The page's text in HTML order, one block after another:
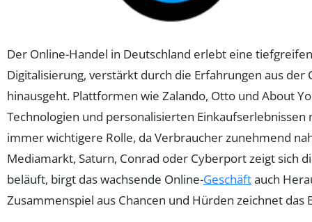
Der Online-Handel in Deutschland erlebt eine
Digitalisierung, verstärkt durch die Erfahrungen aus
hinausgeht. Plattformen wie Zalando, Otto und About
Technologien und personalisierten
immer wichtigere Rolle, da Verbraucher zunehmend
Mediamarkt, Saturn, Conrad oder Cyberport zeigt sich
beläuft, birgt das wachsende Online-Geschäftauch
Zusammenspiel aus Chancen und Hürden zeichnet